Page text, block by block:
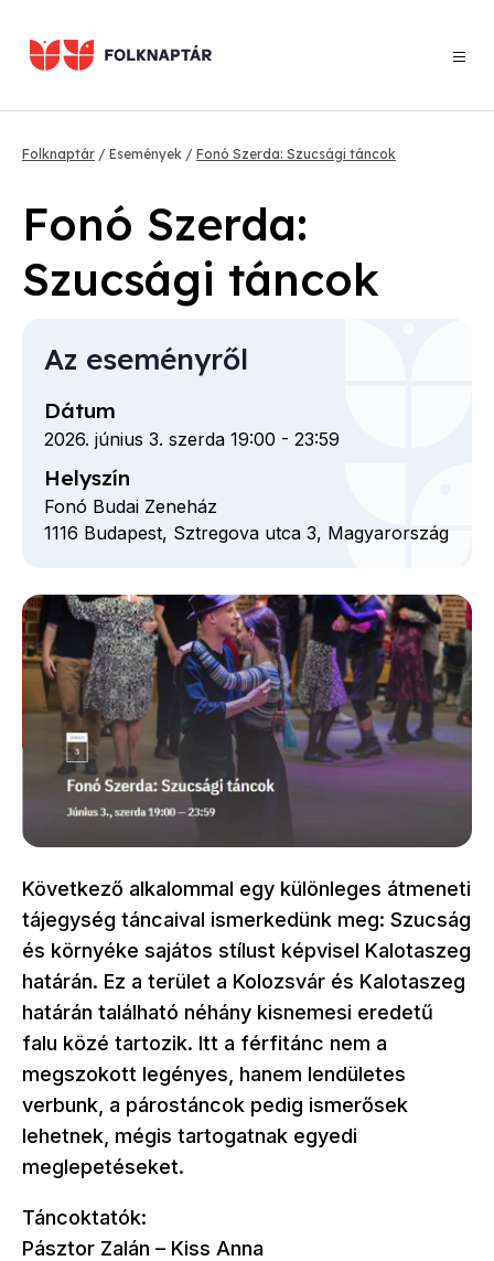
tartalomra
Morzsa
Folknaptár Események Fonó Szerda: Szucsági táncok
Fonó Szerda:
Szucsági táncok
Következő alkalommal egy különleges átmeneti
tájegység táncaival ismerkedünk meg: Szucság
és környéke sajátos stílust képvisel Kalotaszeg
határán. Ez a terület a Kolozsvár és Kalotaszeg
határán található néhány kisnemesi eredetű
falu közé tartozik. Itt a férfitánc nem a
megszokott legényes, hanem lendületes
verbunk, a párostáncok pedig ismerősek
lehetnek, mégis tartogatnak egyedi
meglepetéseket.
Táncoktatók:
Pásztor Zalán – Kiss Anna
Az eseményről
Dátum
2026. június 3. szerda 19:00 - 23:59
Helyszín
Fonó Budai Zeneház
1116 Budapest, Sztregova utca 3, Magyarország